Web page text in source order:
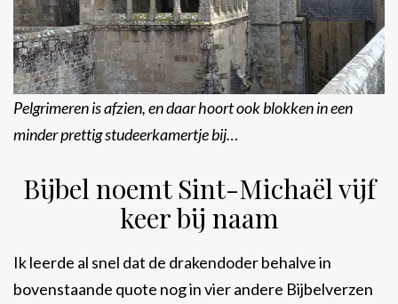
Pelgrimeren is afzien, en daar hoort ook blokken in een
minder prettig studeerkamertje bij…
Bijbel noemt Sint-Michaël vijf
keer bij naam
Ik leerde al snel dat de drakendoder behalve in
bovenstaande quote nog in vier andere Bijbelverzen